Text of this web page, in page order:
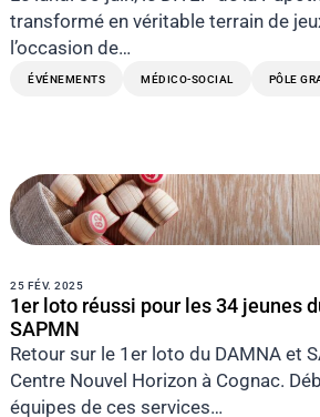
transformé en véritable terrain de
l’occasion de…
ÉVÉNEMENTS MÉDICO-SOCIAL PÔLE
25 FÉV. 2025
1er loto réussi pour les 34 jeunes
SAPMN
Retour sur le 1er loto du DAMNA et
Centre Nouvel Horizon à Cognac.
équipes de ces services…